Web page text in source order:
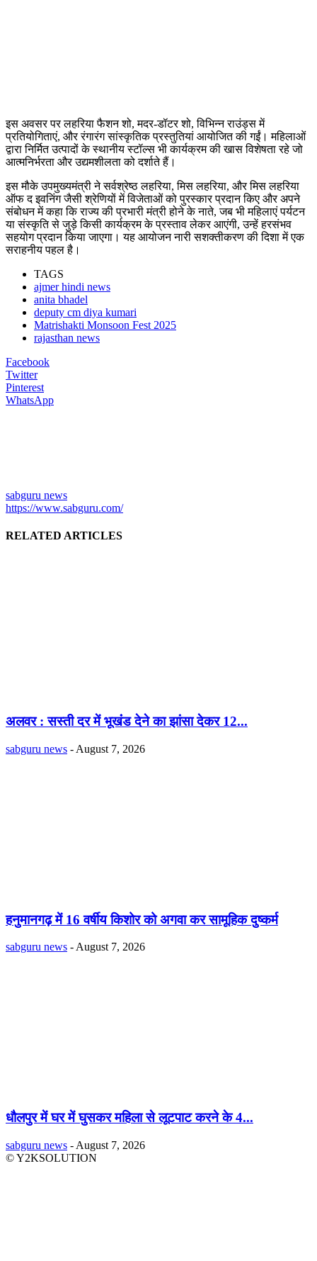
इस अवसर पर लहरिया फैशन शो, मदर-डॉटर शो, विभिन्न राउंड्स में
प्रतियोगिताएं, और रंगारंग सांस्कृतिक प्रस्तुतियां आयोजित की गईं। महिलाओं
द्वारा निर्मित उत्पादों के स्थानीय स्टॉल्स भी कार्यक्रम की खास विशेषता रहे जो
आत्मनिर्भरता और उद्यमशीलता को दर्शाते हैं।
इस मौके उपमुख्यमंत्री ने सर्वश्रेष्ठ लहरिया, मिस लहरिया, और मिस लहरिया
ऑफ द इवनिंग जैसी श्रेणियों में विजेताओं को पुरस्कार प्रदान किए और अपने
संबोधन में कहा कि राज्य की प्रभारी मंत्री होने के नाते, जब भी महिलाएं पर्यटन
या संस्कृति से जुड़े किसी कार्यक्रम के प्रस्ताव लेकर आएंगी, उन्हें हरसंभव
सहयोग प्रदान किया जाएगा। यह आयोजन नारी सशक्तीकरण की दिशा में एक
सराहनीय पहल है।
TAGS
ajmer hindi news
anita bhadel
deputy cm diya kumari
Matrishakti Monsoon Fest 2025
rajasthan news
Facebook
Twitter
Pinterest
WhatsApp
sabguru news
https://www.sabguru.com/
RELATED ARTICLES
अलवर : सस्ती दर में भूखंंड देने का झांसा देकर 12...
sabguru news - August 7, 2026
हनुमानगढ़ में 16 वर्षीय किशोर को अगवा कर सामूहिक दुष्कर्म
sabguru news - August 7, 2026
धौलपुर में घर में घुसकर महिला से लूटपाट करने के 4...
sabguru news - August 7, 2026
© Y2KSOLUTION